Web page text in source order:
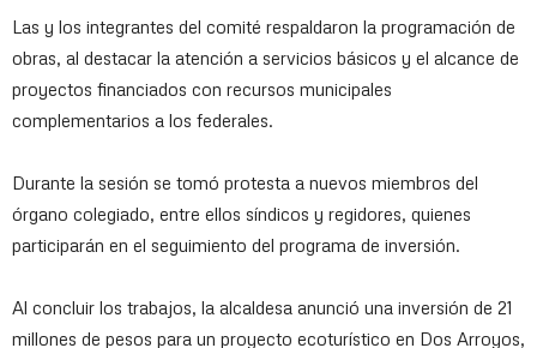
Las y los integrantes del comité respaldaron la programación de
obras, al destacar la atención a servicios básicos y el alcance de
proyectos financiados con recursos municipales
complementarios a los federales.
Durante la sesión se tomó protesta a nuevos miembros del
órgano colegiado, entre ellos síndicos y regidores, quienes
participarán en el seguimiento del programa de inversión.
Al concluir los trabajos, la alcaldesa anunció una inversión de 21
millones de pesos para un proyecto ecoturístico en Dos Arroyos,